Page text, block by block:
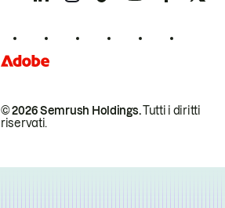
© 2026 Semrush Holdings.Tutti i diritti
riservati.